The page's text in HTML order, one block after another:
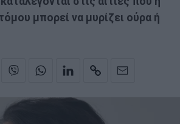
μπορεί να μυρίζει ούρα ή